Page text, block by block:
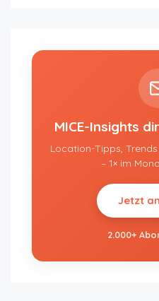
MICE-Insights
Location-Tipps,
– 1× im
Jetzt
2.000+